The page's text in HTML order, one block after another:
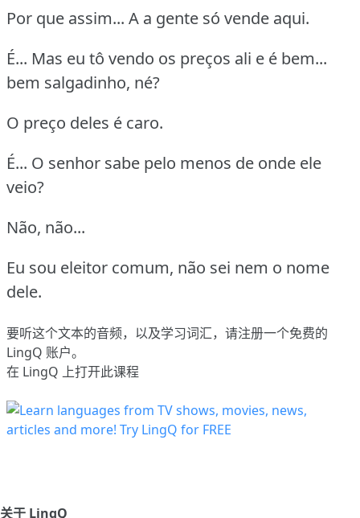
Por que assim... A a gente só vende aqui.
É... Mas eu tô vendo os preços ali e é bem...
bem salgadinho, né?
O preço deles é caro.
É... O senhor sabe pelo menos de onde ele
veio?
Não, não...
Eu sou eleitor comum, não sei nem o nome
dele.
要听这个文本的音频，以及学习词汇，请注册一个免费的
LingQ 账户。
在 LingQ 上打开此课程
关于 LingQ